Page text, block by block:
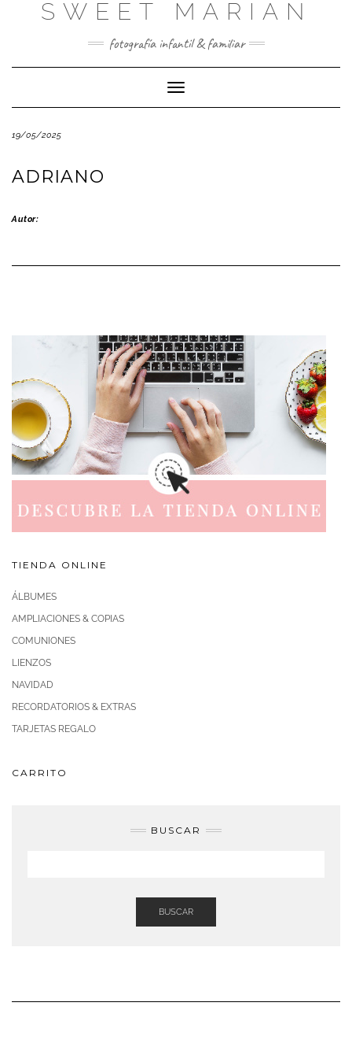
SWEET MARIAN
fotografía infantil & familiar
Cambiar
modo
19/05/2025
ADRIANO
Autor:
TIENDA ONLINE
ÁLBUMES
AMPLIACIONES & COPIAS
COMUNIONES
LIENZOS
NAVIDAD
RECORDATORIOS & EXTRAS
TARJETAS REGALO
CARRITO
BUSCAR
BUSCAR